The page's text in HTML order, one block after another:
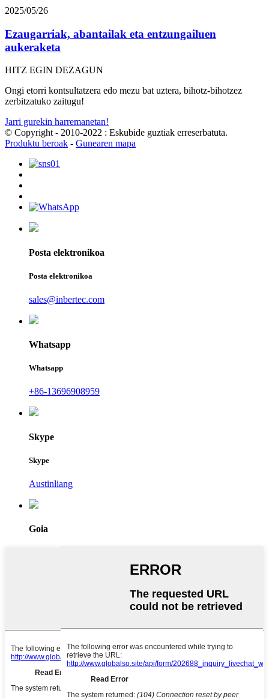
2025/05/26
Ezaugarriak, abantailak eta entzungailuen
aukeraketa
HITZ EGIN DEZAGUN
Ongi etorri kontsultatzera edo mezu bat uztera, bihotz-bihotzez
zerbitzatuko zaitugu!
Jarri gurekin harremanetan!
© Copyright - 2010-2022 : Eskubide guztiak erreserbatuta.
Produktu beroak - Gunearen mapa
Posta elektronikoa
Posta elektronikoa
sales@inbertec.com
Whatsapp
Whatsapp
+86-13696908959
Skype
Skype
Austinliang
Goia